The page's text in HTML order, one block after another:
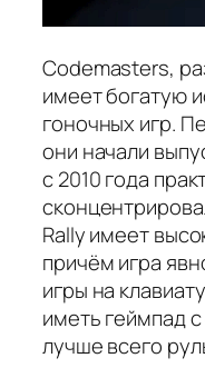
Codemasters,
имеет богатую
гоночных игр.
они начали
с 2010 года
Rally имеет
причём игра
игры на
иметь геймпад
лучше всего